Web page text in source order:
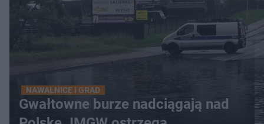
NAWAŁNICE I GRAD
Gwałtowne burze nadciągają nad